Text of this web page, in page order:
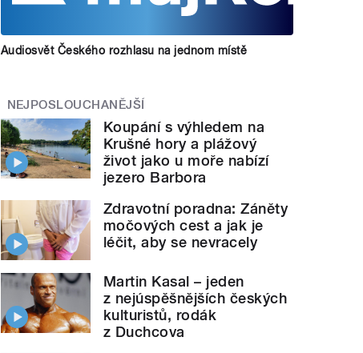
Audiosvět Českého rozhlasu na jednom místě
NEJPOSLOUCHANĚJŠÍ
Koupání s výhledem na
Krušné hory a plážový
život jako u moře nabízí
jezero Barbora
Zdravotní poradna: Záněty
močových cest a jak je
léčit, aby se nevracely
Martin Kasal – jeden
z nejúspěšnějších českých
kulturistů, rodák
z Duchcova